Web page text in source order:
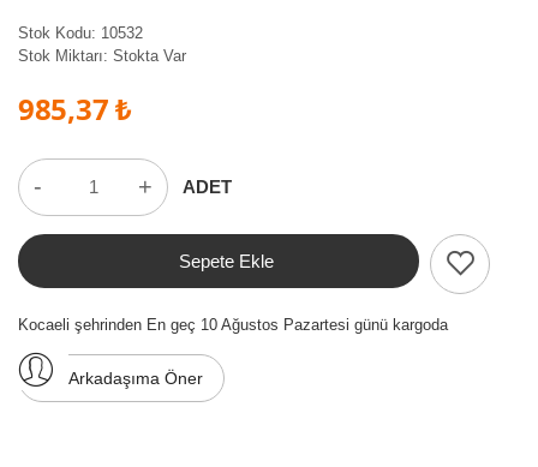
Stok Kodu: 10532
Stok Miktarı: Stokta Var
985,37 ₺
- + ADET
Sepete Ekle
Kocaeli şehrinden En geç 10 Ağustos Pazartesi günü kargoda
Arkadaşıma Öner